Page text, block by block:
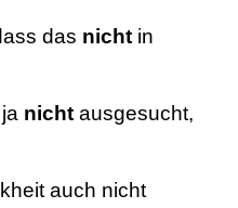
das nicht in
nicht ausgesucht,
auch nicht